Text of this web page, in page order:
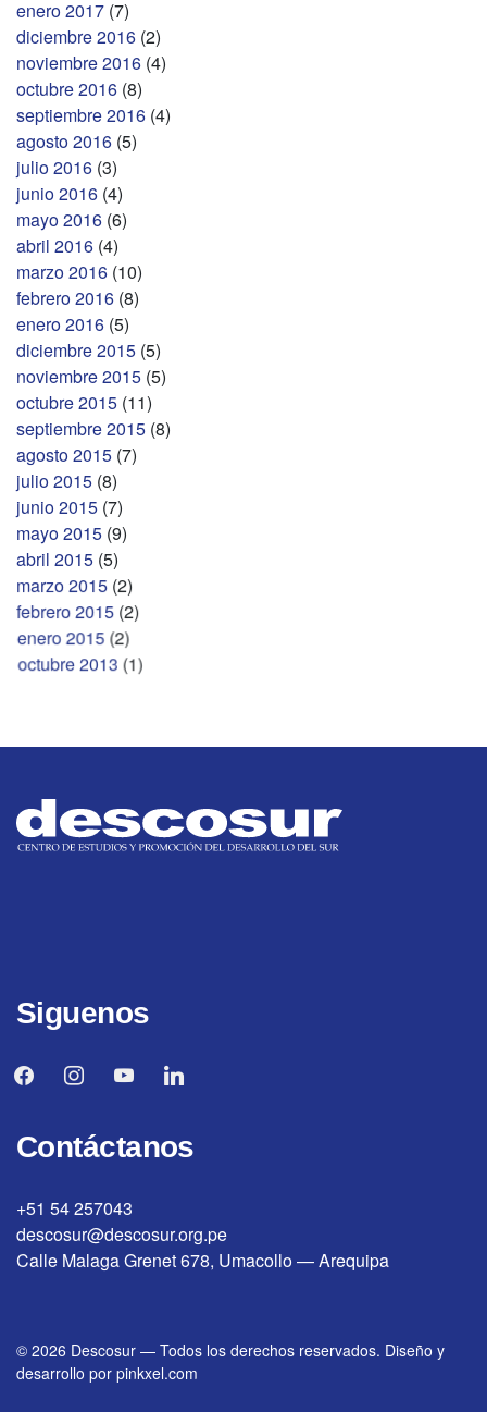
enero 2017 (7)
diciembre 2016 (2)
noviembre 2016 (4)
octubre 2016 (8)
septiembre 2016 (4)
agosto 2016 (5)
julio 2016 (3)
junio 2016 (4)
mayo 2016 (6)
abril 2016 (4)
marzo 2016 (10)
febrero 2016 (8)
enero 2016 (5)
diciembre 2015 (5)
noviembre 2015 (5)
octubre 2015 (11)
septiembre 2015 (8)
agosto 2015 (7)
julio 2015 (8)
junio 2015 (7)
mayo 2015 (9)
abril 2015 (5)
marzo 2015 (2)
febrero 2015 (2)
enero 2015 (2)
octubre 2013 (1)
Siguenos
facebookinstagramyoutubelinkedin
Contáctanos
+51 54 257043
descosur@descosur.org.pe
Calle Malaga Grenet 678, Umacollo — Arequipa
© 2026 Descosur — Todos los derechos reservados. Diseño y
desarrollo por pinkxel.com